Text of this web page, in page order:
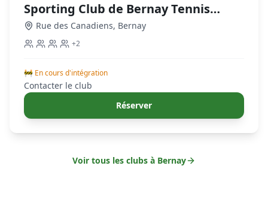
Sporting Club de Bernay Tennis
Padel
Rue des Canadiens, Bernay
+2
🚧 En cours d'intégration
Contacter le club
Réserver
Voir tous les clubs à Bernay